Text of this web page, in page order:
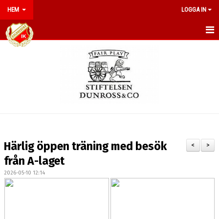
HEM LOGGA IN
HEM
BILDGALLERI
DOKUMENT
>
<
Härlig öppen träning med besök
från A-laget
2026-05-10 12:14